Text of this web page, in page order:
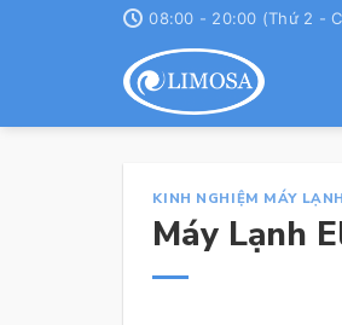
08:00 - 20:00 (Thứ 2 -
KINH NGHIỆM MÁY LẠNH
Máy Lạnh